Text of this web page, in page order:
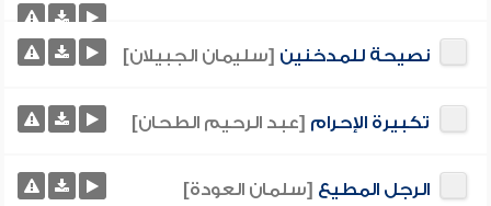
نصيحة للمدخنين [سليمان الجبيلان]
تكبيرة الإحرام [عبد الرحيم الطحان]
الرجل المطيع [سلمان العودة]